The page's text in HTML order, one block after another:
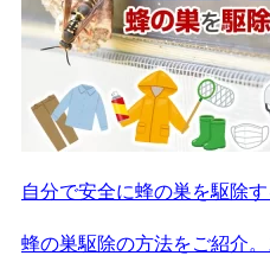
自分で安全に蜂の巣を駆除
蜂の巣駆除の方法をご紹介